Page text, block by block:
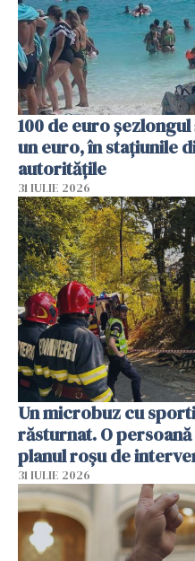
100 de euro
un euro, în stațiunile
autoritățile
31 IULIE 2026
Un microbuz cu
răsturnat. O
planul roșu de
31 IULIE 2026